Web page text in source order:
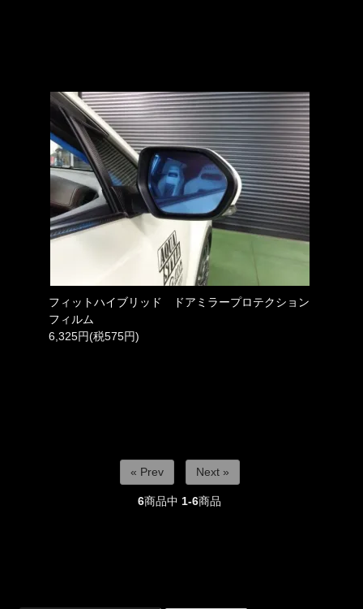
フィットハイブリッド ドアミラープロテクション
フィルム
6,325円(税575円)
« Prev Next »
6商品中 1-6商品